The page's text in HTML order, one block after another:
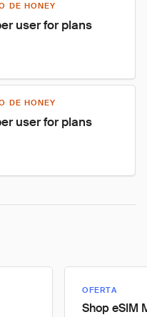
DE HONEY
user for plans
DE HONEY
user for plans
OFERTA
Shop eSIM